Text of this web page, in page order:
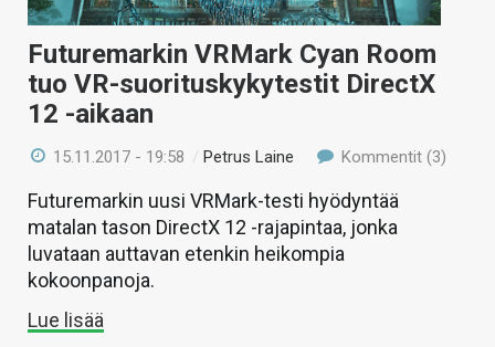
Futuremarkin VRMark Cyan Room
tuo VR-suorituskykytestit DirectX
12 -aikaan
15.11.2017 - 19:58 / Petrus Laine Kommentit (3)
Futuremarkin uusi VRMark-testi hyödyntää
matalan tason DirectX 12 -rajapintaa, jonka
luvataan auttavan etenkin heikompia
kokoonpanoja.
Lue lisää